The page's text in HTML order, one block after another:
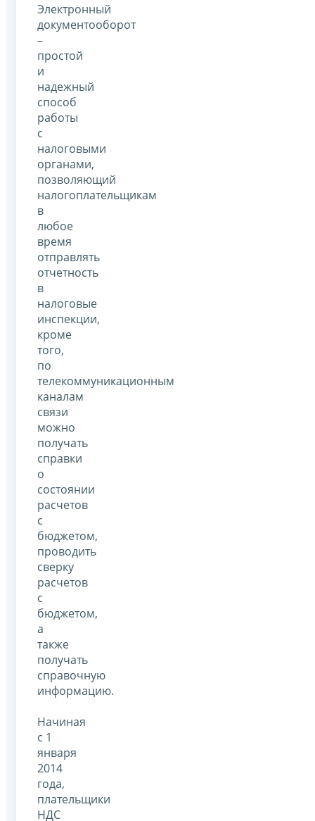
Электронный
документооборот
–
простой
и
надежный
способ
работы
с
налоговыми
органами,
позволяющий
налогоплательщикам
в
любое
время
отправлять
отчетность
в
налоговые
инспекции,
кроме
того,
по
телекоммуникационным
каналам
связи
можно
получать
справки
о
состоянии
расчетов
с
бюджетом,
проводить
сверку
расчетов
с
бюджетом,
а
также
получать
справочную
информацию.
Начиная
с 1
января
2014
года,
плательщики
НДС